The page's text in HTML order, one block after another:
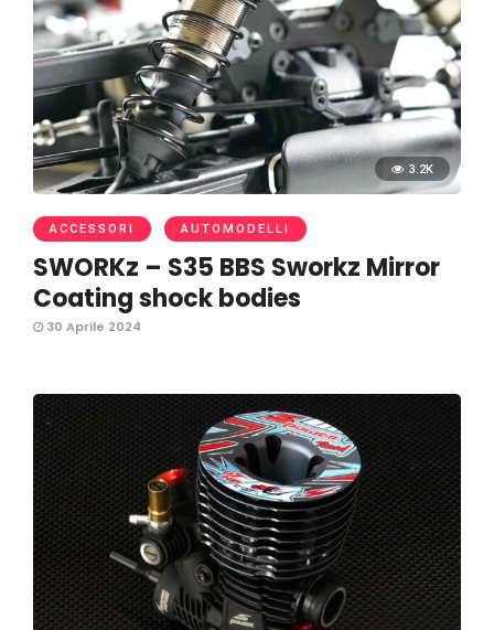
3.2K
ACCESSORI AUTOMODELLI
SWORKz – S35 BBS Sworkz Mirror
Coating shock bodies
30 Aprile 2024